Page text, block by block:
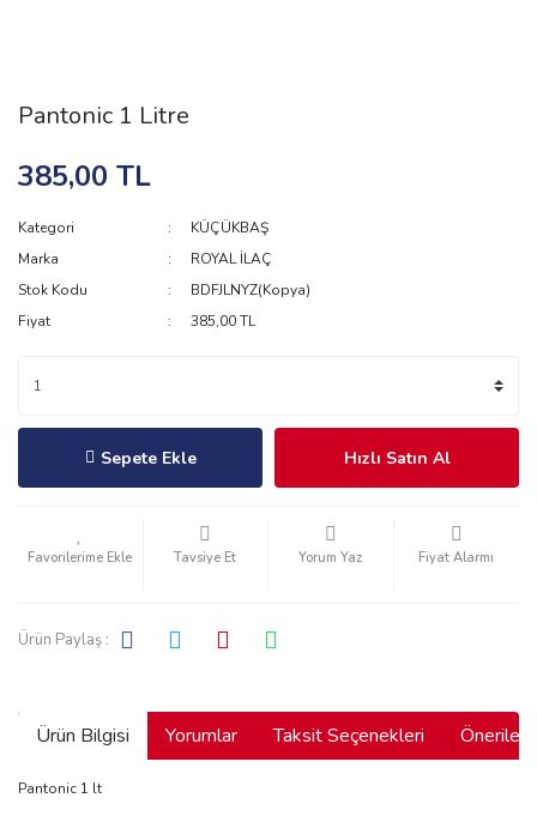
Pantonic 1 Litre
385,00 TL
Kategori
KÜÇÜKBAŞ
Marka
ROYAL İLAÇ
Stok Kodu
BDFJLNYZ(Kopya)
Fiyat
385,00 TL
Sepete Ekle Hızlı Satın Al
Tavsiye Et Yorum Yaz Fiyat Alarmı
Ürün Paylaş :
Ürün Bilgisi Yorumlar Taksit Seçenekleri
Pantonic 1 lt